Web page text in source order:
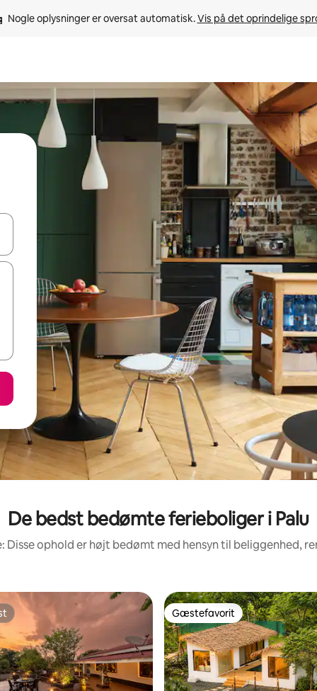
Nogle oplysninger er oversat automatisk. Vis på det oprindelige
piletasterne op og ned eller se mere ved at trykke eller stryge.
De bedst bedømte ferieboliger i Palu
Disse ophold er højt bedømt med hensyn til beliggenhed,
Gæstefavorit
Gæstefavorit